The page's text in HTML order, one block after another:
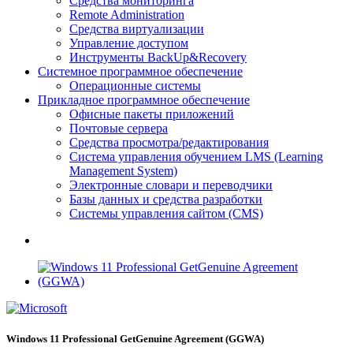
Remote Administration
Средства виртуализации
Управление доступом
Инструменты BackUp&Recovery
Системное программное обеспечение
Операционные системы
Прикладное программное обеспечение
Офисные пакеты приложений
Почтовые сервера
Средства просмотра/редактирования
Система управления обучением LMS (Learning
Management System)
Электронные словари и переводчики
Базы данных и средства разработки
Системы управления сайтом (CMS)
Windows 11 Professional GetGenuine Agreement (GGWA)